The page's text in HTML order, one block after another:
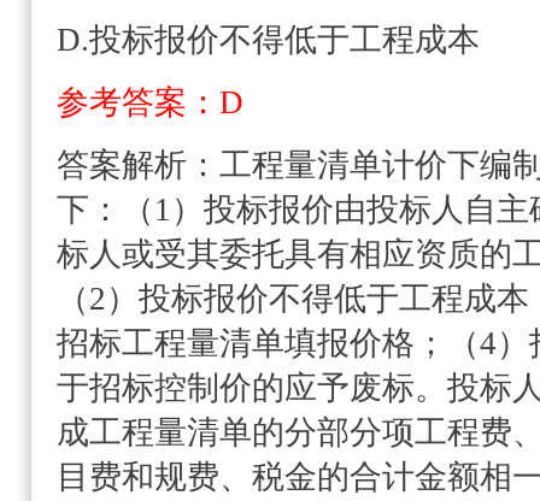
D.投标报价不得低于工程成本
参考答案：D
答案解析： 工程量清单计价下编
下：（1）投标报价由投标人自
标人或受其委托具有相应资质的
（2）投标报价不得低于工程成
招标工程量清单填报价格；（4
于招标控制价的应予废标。投标
成工程量清单的分部分项工程费
目费和规费、税金的合计金额相